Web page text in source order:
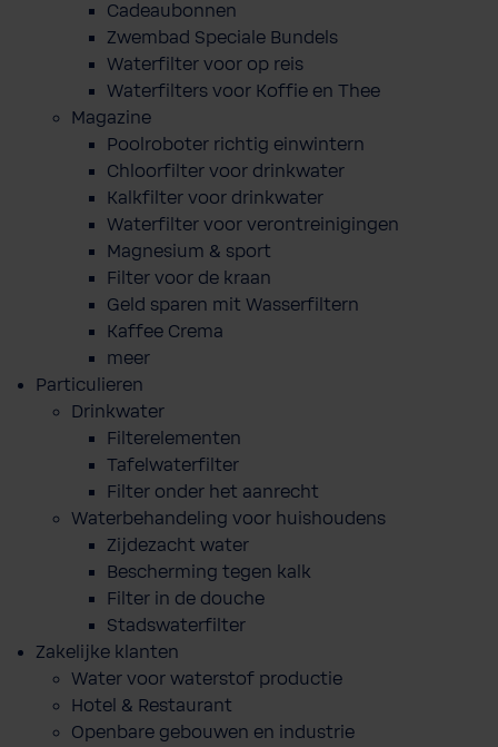
Cadeaubonnen
Zwembad Speciale Bundels
Waterfilter voor op reis
Waterfilters voor Koffie en Thee
Magazine
Poolroboter richtig einwintern
Chloorfilter voor drinkwater
Kalkfilter voor drinkwater
Waterfilter voor verontreinigingen
Magnesium & sport
Filter voor de kraan
Geld sparen mit Wasserfiltern
Kaffee Crema
meer
Particulieren
Drinkwater
Filterelementen
Tafelwaterfilter
Filter onder het aanrecht
Waterbehandeling voor huishoudens
Zijdezacht water
Bescherming tegen kalk
Filter in de douche
Stadswaterfilter
Zakelijke klanten
Water voor waterstof productie
Hotel & Restaurant
Openbare gebouwen en industrie